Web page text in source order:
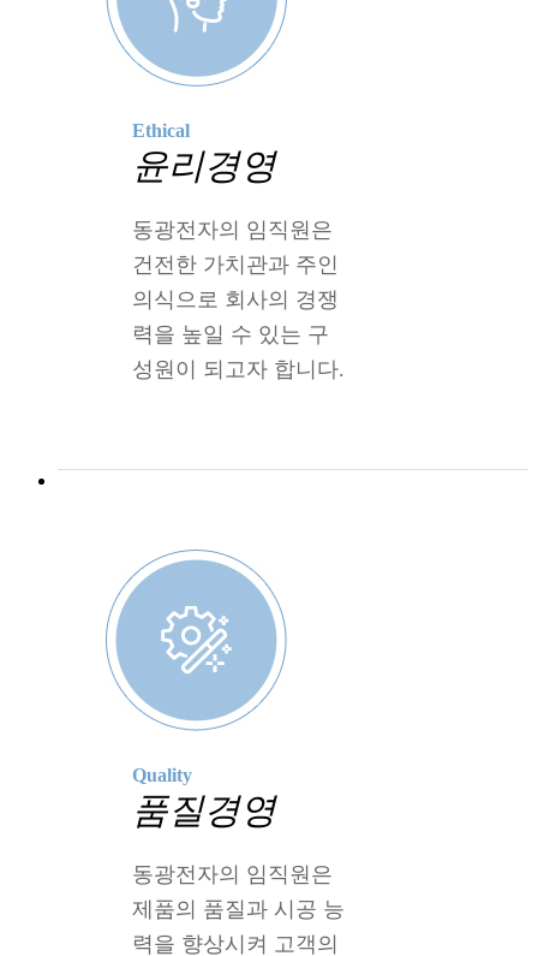
Ethical
윤리경영
동광전자의 임직원은
건전한 가치관과 주인
의식으로 회사의 경쟁
력을 높일 수 있는 구
성원이 되고자 합니다.
Quality
품질경영
동광전자의 임직원은
제품의 품질과 시공 능
력을 향상시켜 고객의